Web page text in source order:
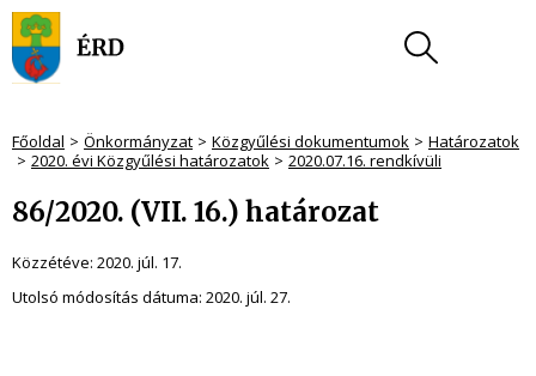
Főoldal Önkormányzat Közgyűlési dokumentumok
Határozatok
2020. évi Közgyűlési határozatok
2020.07.16. rendkívüli
86/2020. (VII. 16.) határozat
Közzétéve: 2020. júl. 17.
Utolsó módosítás dátuma: 2020. júl. 27.